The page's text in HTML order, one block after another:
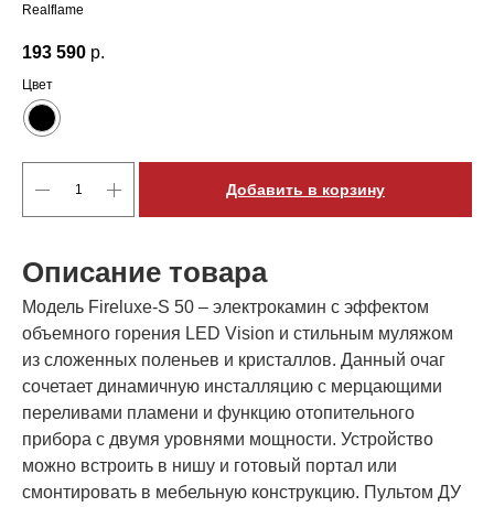
Realflame
193 590 р.
Цвет
Добавить в корзину
Описание товара
Модель Fireluxe-S 50 – электрокамин с эффектом
объемного горения LED Vision и стильным муляжом
из сложенных поленьев и кристаллов. Данный очаг
сочетает динамичную инсталляцию с мерцающими
переливами пламени и функцию отопительного
прибора с двумя уровнями мощности. Устройство
можно встроить в нишу и готовый портал или
смонтировать в мебельную конструкцию. Пультом ДУ